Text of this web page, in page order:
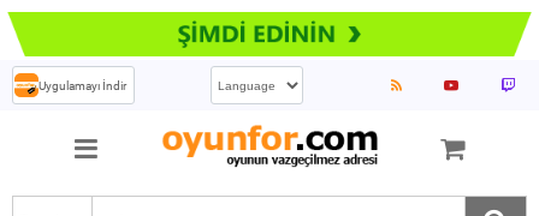
Uygulamayı İndir